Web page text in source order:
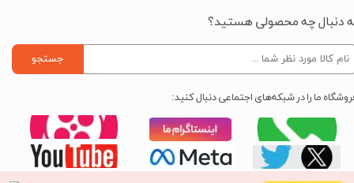
دنبال چه محصولی هستید؟
جستجو
ما را در شبکه‌های اجتماعی دنبال کنید: